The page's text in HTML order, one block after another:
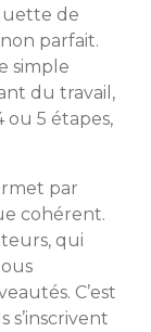
de
parfait.
simple
du travail,
ou 5 étapes,
par
cohérent.
qui
C’est
s’inscrivent